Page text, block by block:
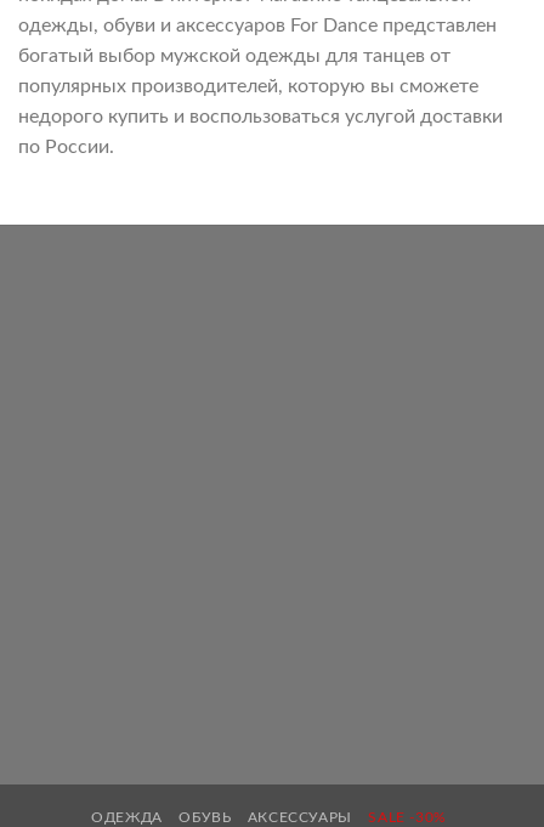
одежды, обуви и аксессуаров For Dance представлен
богатый выбор мужской одежды для танцев от
популярных производителей, которую вы сможете
недорого купить и воспользоваться услугой доставки
по России.
ОДЕЖДА ОБУВЬ АКСЕССУАРЫ SALE -30%